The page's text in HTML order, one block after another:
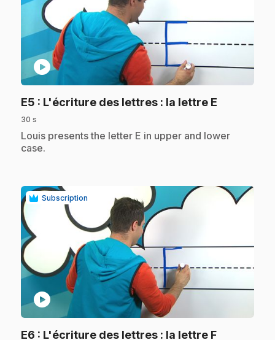
play_circle
E5 : L'écriture des lettres : la lettre E
30 s
.Louis presents the letter E in upper and lower
case.
Subscription
play_circle
E6 : L'écriture des lettres : la lettre F.